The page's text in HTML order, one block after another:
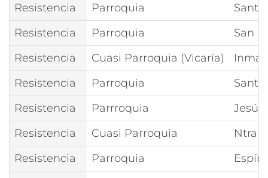
Resistencia
Parroquia
Santa
Resistencia
Parroquia
San
Resistencia
Cuasi Parroquia (Vicaría)
Resistencia
Parroquia
Resistencia
Parrroquia
Jesús
Resistencia
Cuasi Parroquia
Ntra
Resistencia
Parroquia